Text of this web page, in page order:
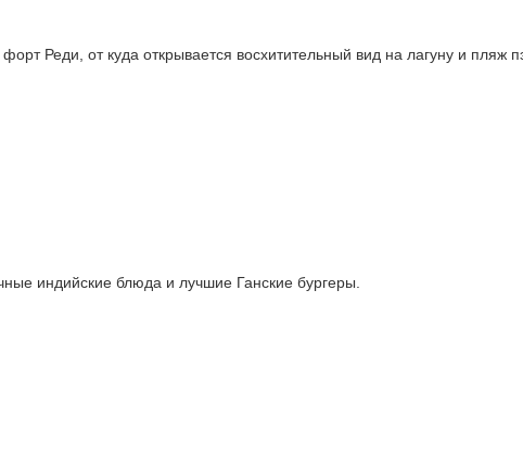
Реди, от куда открывается восхитительный вид на лагуну и пляж
индийские блюда и лучшие Ганские бургеры.